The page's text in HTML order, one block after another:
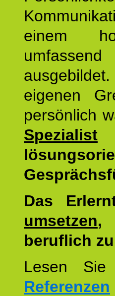
einem
eigenen
persönlich
Spezialist
Das
umsetzen,
beruflich
Lesen
Referenzen